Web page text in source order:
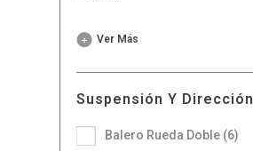
Ver Más
Suspensión Y Dirección
Balero Rueda Doble (6)